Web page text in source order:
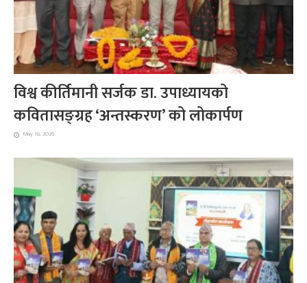
विश्व कीर्तिमानी सर्जक डा. उपाध्यायको
कवितासङ्ग्रह ‘अन्तस्करण’ को लोकार्पण
May 18, 2026